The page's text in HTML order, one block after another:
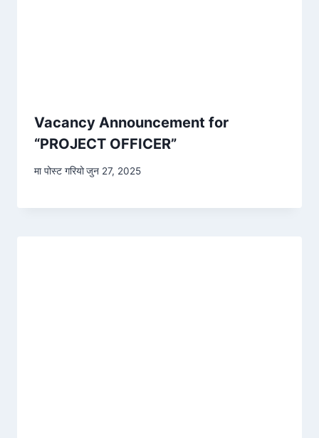
Vacancy Announcement for
“PROJECT OFFICER”
मा पोस्ट गरियोजुन 27, 2025